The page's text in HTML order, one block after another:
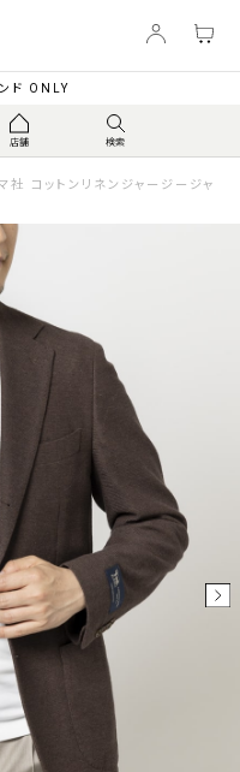
ド ONLY
社 コットンリネンジャージージャケ